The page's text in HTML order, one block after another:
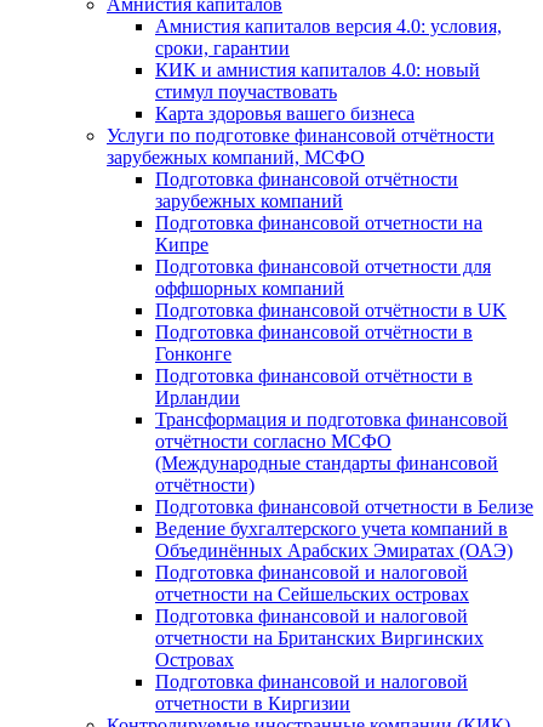
Амнистия капиталов
Амнистия капиталов версия 4.0: условия,
сроки, гарантии
КИК и амнистия капиталов 4.0: новый
стимул поучаствовать
Карта здоровья вашего бизнеса
Услуги по подготовке финансовой отчётности
зарубежных компаний, МСФО
Подготовка финансовой отчётности
зарубежных компаний
Подготовка финансовой отчетности на
Кипре
Подготовка финансовой отчетности для
оффшорных компаний
Подготовка финансовой отчётности в UK
Подготовка финансовой отчётности в
Гонконге
Подготовка финансовой отчётности в
Ирландии
Трансформация и подготовка финансовой
отчётности согласно МСФО
(Международные стандарты финансовой
отчётности)
Подготовка финансовой отчетности в Белизе
Ведение бухгалтерского учета компаний в
Объединённых Арабских Эмиратах (ОАЭ)
Подготовка финансовой и налоговой
отчетности на Сейшельских островах
Подготовка финансовой и налоговой
отчетности на Британских Виргинских
Островах
Подготовка финансовой и налоговой
отчетности в Киргизии